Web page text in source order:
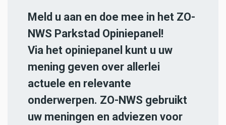
Meld u aan en doe mee in het ZO-
NWS Parkstad Opiniepanel!
Via het opiniepanel kunt u uw
mening geven over allerlei
actuele en relevante
onderwerpen. ZO-NWS gebruikt
uw meningen en adviezen voor